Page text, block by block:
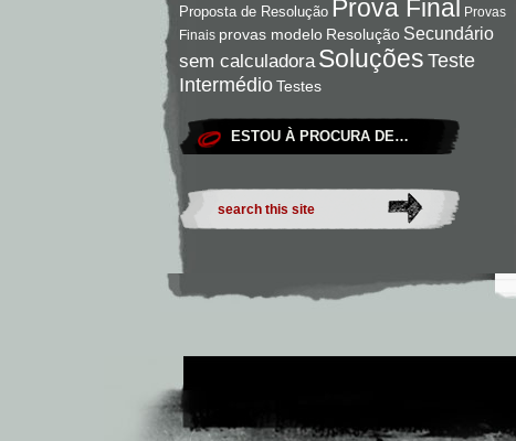
Proposta de Resolução Prova Final Provas
Finais provas modelo Resolução Secundário
sem calculadora Soluções Teste
IntermédioTestes
ESTOU À PROCURA DE…